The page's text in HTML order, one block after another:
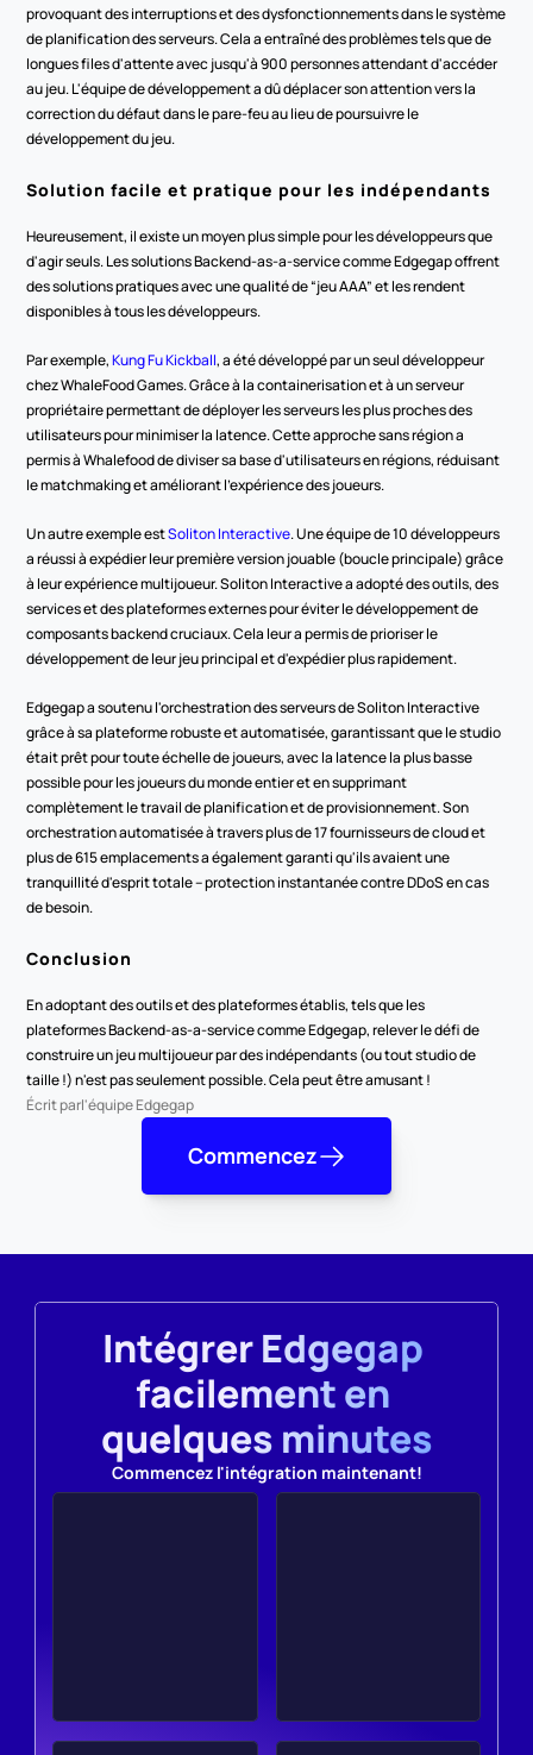
provoquant des interruptions et des dysfonctionnements dans le système
de planification des serveurs. Cela a entraîné des problèmes tels que de
longues files d'attente avec jusqu'à 900 personnes attendant d'accéder
au jeu. L'équipe de développement a dû déplacer son attention vers la
correction du défaut dans le pare-feu au lieu de poursuivre le
développement du jeu.
Solution facile et pratique pour les indépendants
Heureusement, il existe un moyen plus simple pour les développeurs que
d'agir seuls. Les solutions Backend-as-a-service comme Edgegap offrent
des solutions pratiques avec une qualité de “jeu AAA” et les rendent
disponibles à tous les développeurs.
Par exemple, Kung Fu Kickball, a été développé par un seul développeur
chez WhaleFood Games. Grâce à la containerisation et à un serveur
propriétaire permettant de déployer les serveurs les plus proches des
utilisateurs pour minimiser la latence. Cette approche sans région a
permis à Whalefood de diviser sa base d'utilisateurs en régions, réduisant
le matchmaking et améliorant l'expérience des joueurs.
Un autre exemple est Soliton Interactive. Une équipe de 10 développeurs
a réussi à expédier leur première version jouable (boucle principale) grâce
à leur expérience multijoueur. Soliton Interactive a adopté des outils, des
services et des plateformes externes pour éviter le développement de
composants backend cruciaux. Cela leur a permis de prioriser le
développement de leur jeu principal et d'expédier plus rapidement.
Edgegap a soutenu l'orchestration des serveurs de Soliton Interactive
grâce à sa plateforme robuste et automatisée, garantissant que le studio
était prêt pour toute échelle de joueurs, avec la latence la plus basse
possible pour les joueurs du monde entier et en supprimant
complètement le travail de planification et de provisionnement. Son
orchestration automatisée à travers plus de 17 fournisseurs de cloud et
plus de 615 emplacements a également garanti qu'ils avaient une
tranquillité d'esprit totale – protection instantanée contre DDoS en cas
de besoin.
Conclusion
En adoptant des outils et des plateformes établis, tels que les
plateformes Backend-as-a-service comme Edgegap, relever le défi de
construire un jeu multijoueur par des indépendants (ou tout studio de
taille !) n'est pas seulement possible. Cela peut être amusant !
Écrit parl'équipe Edgegap
Commencez
Intégrer Edgegap
facilement en
quelques minutes
Commencez l'intégration maintenant!